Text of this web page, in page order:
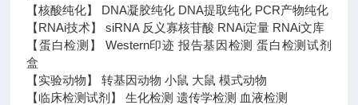
【核酸纯化】 DNA凝胶纯化 DNA提取纯化 PCR产物纯化
【RNAi技术】 siRNA 反义寡核苷酸 RNAi定量 RNAi文库
【蛋白检测】 Western印迹 报告基因检测 蛋白检测试剂
盒
【实验动物】 转基因动物 小鼠 大鼠 模式动物
【临床检测试剂】 生化检测 遗传学检测 血液检测